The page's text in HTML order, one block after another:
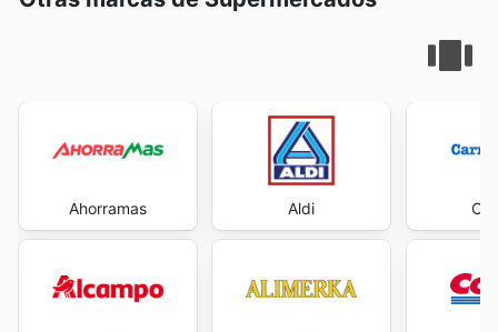
Ahorramas Aldi